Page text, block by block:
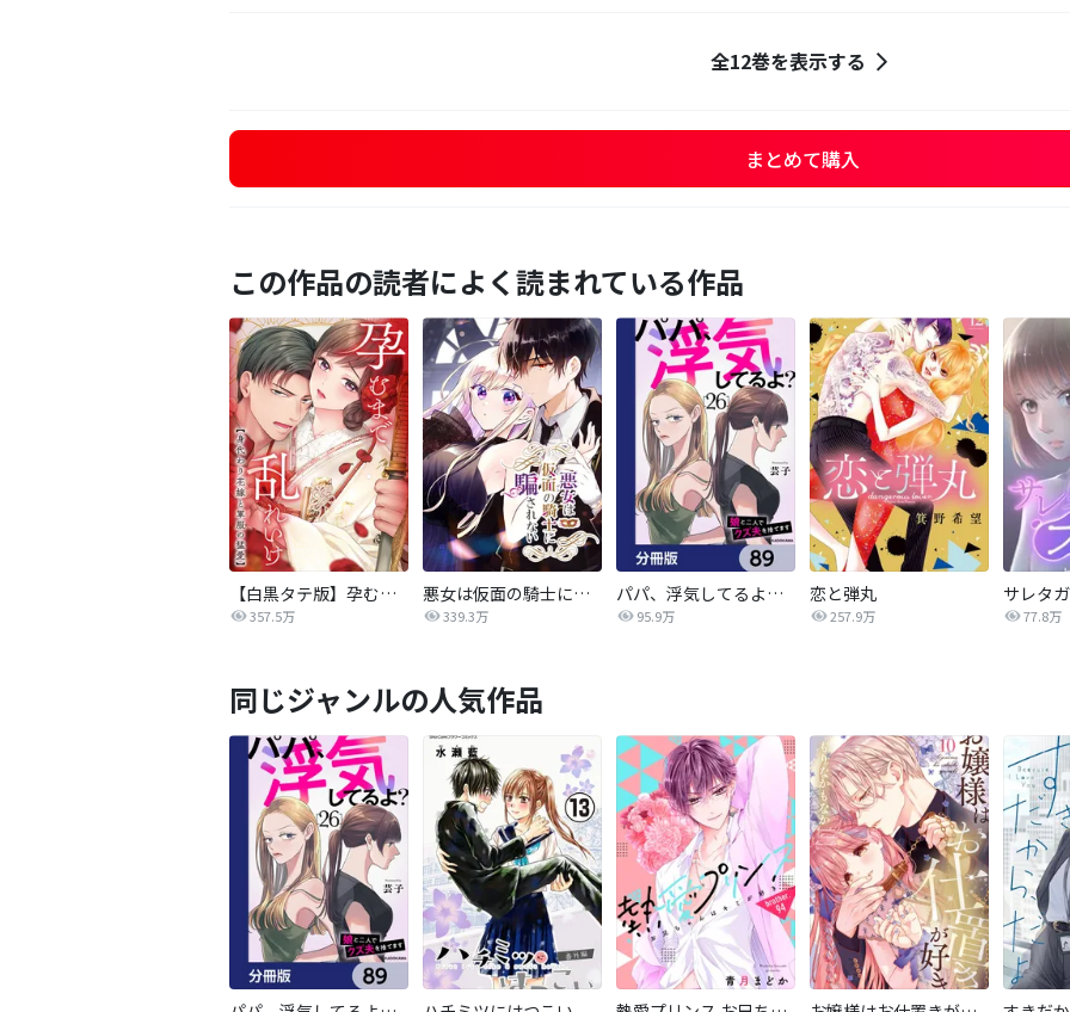
全12巻を表示する
まとめて購入
この作品の読者によく読まれている作品
【白黒タテ版】孕むまで乱れいけ～身代わり花嫁と軍服の猛愛
357.5万
悪女は仮面の騎士に騙されない
339.3万
パパ、浮気してるよ？娘と二人でクズ夫を捨てます【分冊版】
95.9万
恋と弾丸
257.9万 77.8万
同じジャンルの人気作品